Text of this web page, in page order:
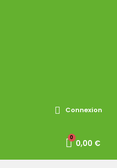
Connexion
0,00 €